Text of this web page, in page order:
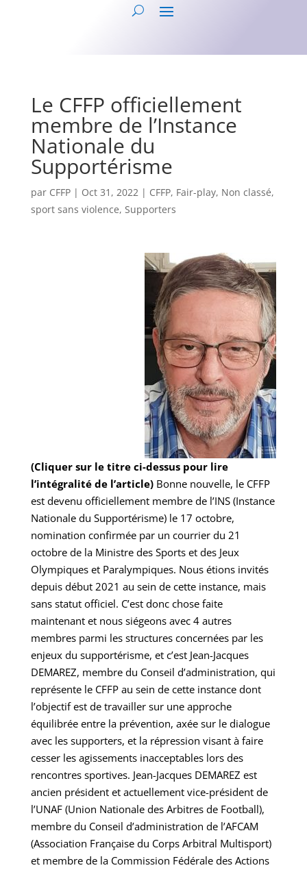
Le CFFP officiellement
membre de l’Instance
Nationale du
Supportérisme
par CFFP| Oct 31, 2022| CFFP, Fair-play, Non classé,
sport sans violence, Supporters
(Cliquer sur le titre ci-dessus pour lire
l’intégralité de l’article)Bonne nouvelle, le CFFP
est devenu officiellement membre de l’INS (Instance
Nationale du Supportérisme) le 17 octobre,
nomination confirmée par un courrier du 21
octobre de la Ministre des Sports et des Jeux
Olympiques et Paralympiques. Nous étions invités
depuis début 2021 au sein de cette instance, mais
sans statut officiel. C’est donc chose faite
maintenant et nous siégeons avec 4 autres
membres parmi les structures concernées par les
enjeux du supportérisme, et c’est Jean-Jacques
DEMAREZ, membre du Conseil d’administration, qui
représente le CFFP au sein de cette instance dont
l’objectif est de travailler sur une approche
équilibrée entre la prévention, axée sur le dialogue
avec les supporters, et la répression visant à faire
cesser les agissements inacceptables lors des
rencontres sportives. Jean-Jacques DEMAREZ est
ancien président et actuellement vice-président de
l’UNAF (Union Nationale des Arbitres de Football),
membre du Conseil d’administration de l’AFCAM
(Association Française du Corps Arbitral Multisport)
et membre de la Commission Fédérale des Actions